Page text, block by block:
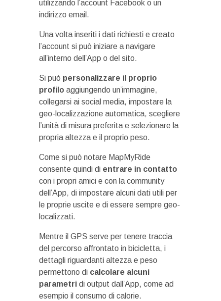
utilizzando l’account Facebook o un
indirizzo email.
Una volta inseriti i dati richiesti e creato
l’account si può iniziare a navigare
all’interno dell’App o del sito.
Si può personalizzare il proprio
profilo aggiungendo un’immagine,
collegarsi ai social media, impostare la
geo-localizzazione automatica, scegliere
l’unità di misura preferita e selezionare la
propria altezza e il proprio peso.
Come si può notare MapMyRide
consente quindi di entrare in contatto
con i propri amici e con la community
dell’App, di impostare alcuni dati utili per
le proprie uscite e di essere sempre geo-
localizzati.
Mentre il GPS serve per tenere traccia
del percorso affrontato in bicicletta, i
dettagli riguardanti altezza e peso
permettono di calcolare alcuni
parametri di output dall’App, come ad
esempio il consumo di calorie.